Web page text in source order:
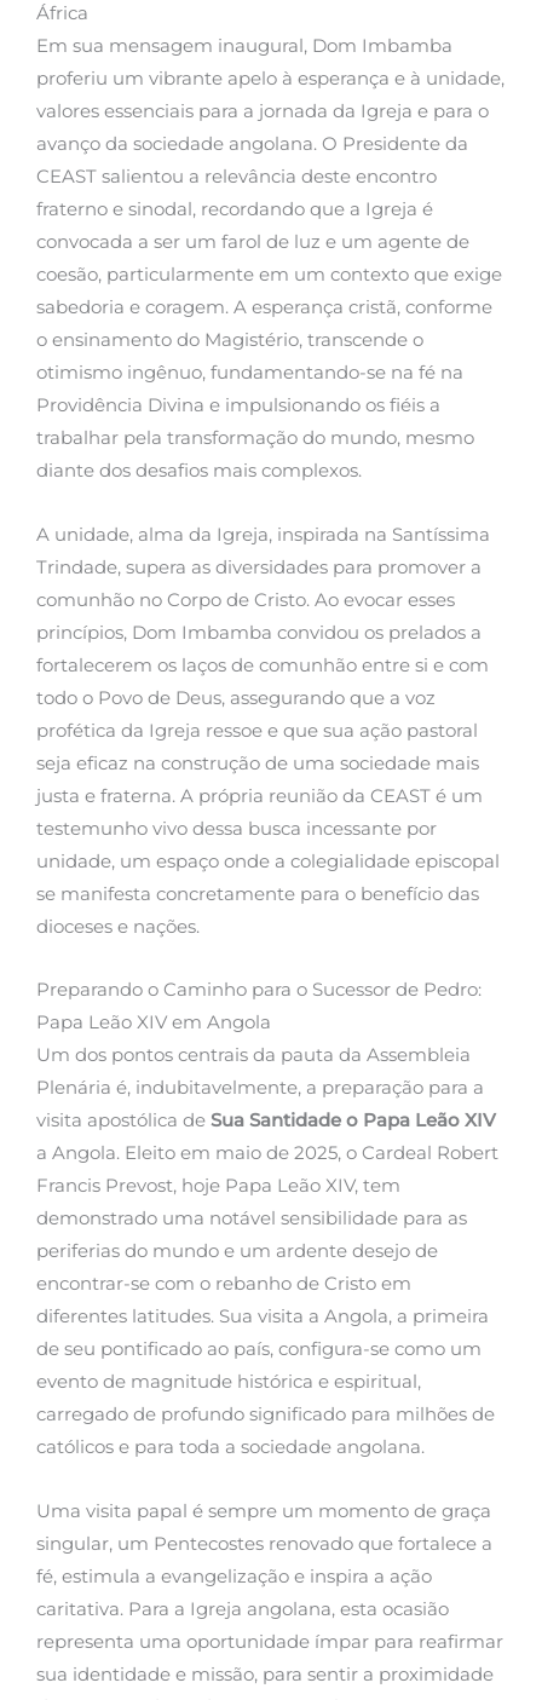
África
Em sua mensagem inaugural, Dom Imbamba
proferiu um vibrante apelo à esperança e à unidade,
valores essenciais para a jornada da Igreja e para o
avanço da sociedade angolana. O Presidente da
CEAST salientou a relevância deste encontro
fraterno e sinodal, recordando que a Igreja é
convocada a ser um farol de luz e um agente de
coesão, particularmente em um contexto que exige
sabedoria e coragem. A esperança cristã, conforme
o ensinamento do Magistério, transcende o
otimismo ingênuo, fundamentando-se na fé na
Providência Divina e impulsionando os fiéis a
trabalhar pela transformação do mundo, mesmo
diante dos desafios mais complexos.
A unidade, alma da Igreja, inspirada na Santíssima
Trindade, supera as diversidades para promover a
comunhão no Corpo de Cristo. Ao evocar esses
princípios, Dom Imbamba convidou os prelados a
fortalecerem os laços de comunhão entre si e com
todo o Povo de Deus, assegurando que a voz
profética da Igreja ressoe e que sua ação pastoral
seja eficaz na construção de uma sociedade mais
justa e fraterna. A própria reunião da CEAST é um
testemunho vivo dessa busca incessante por
unidade, um espaço onde a colegialidade episcopal
se manifesta concretamente para o benefício das
dioceses e nações.
Preparando o Caminho para o Sucessor de Pedro:
Papa Leão XIV em Angola
Um dos pontos centrais da pauta da Assembleia
Plenária é, indubitavelmente, a preparação para a
visita apostólica de Sua Santidade o Papa Leão XIV
a Angola. Eleito em maio de 2025, o Cardeal Robert
Francis Prevost, hoje Papa Leão XIV, tem
demonstrado uma notável sensibilidade para as
periferias do mundo e um ardente desejo de
encontrar-se com o rebanho de Cristo em
diferentes latitudes. Sua visita a Angola, a primeira
de seu pontificado ao país, configura-se como um
evento de magnitude histórica e espiritual,
carregado de profundo significado para milhões de
católicos e para toda a sociedade angolana.
Uma visita papal é sempre um momento de graça
singular, um Pentecostes renovado que fortalece a
fé, estimula a evangelização e inspira a ação
caritativa. Para a Igreja angolana, esta ocasião
representa uma oportunidade ímpar para reafirmar
sua identidade e missão, para sentir a proximidade